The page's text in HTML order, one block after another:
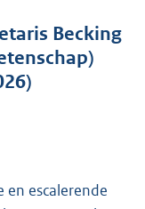
Becking
en escalerende